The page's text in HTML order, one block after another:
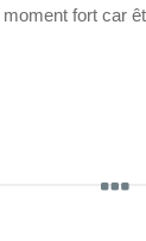
fort car